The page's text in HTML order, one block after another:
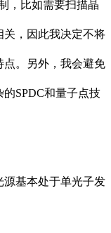
，比如需要扫描晶
关，因此我决定不将
点。另外，我会避免
SPDC和量子点技
源基本处于单光子发